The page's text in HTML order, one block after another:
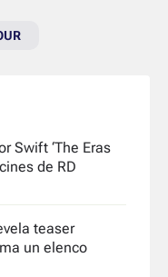
Swift ‘The Eras
de RD
teaser
un elenco